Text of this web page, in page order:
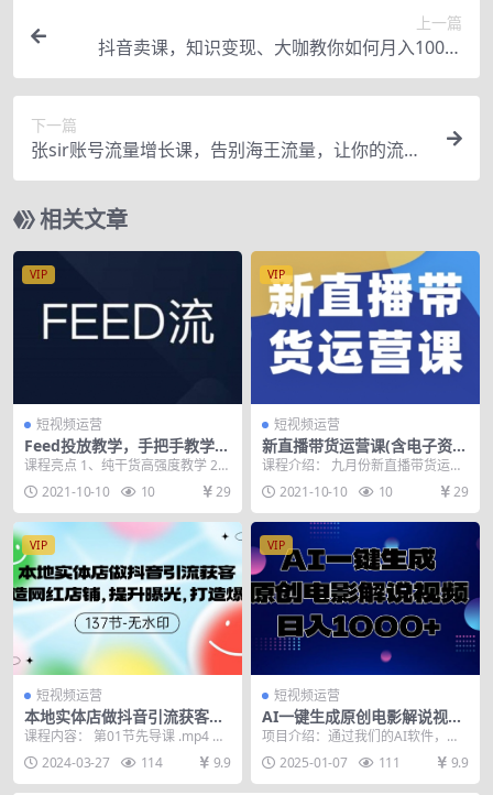
上一篇
抖音卖课，知识变现、大咖教你如何月入100万
（价值699元）
下一篇
张sir账号流量增长课，告别海王流量，让你的流量
更精准
相关文章
VIP
短视频运营
Feed投放教学，手把手教学，
开车烧钱必须自己会！
课程亮点 1、纯干货高强度教学 2、
公司内训课程不藏私 3、拒绝割韭
菜，不夸张宣...
2021-10-10 10 29
VIP
短视频运营
新直播带货运营课(含电子资
料)：破冷启动、818算法破
解、高效率带货等
课程介绍： 九月份新直播带货运营
课(含电子资料)，主要内容包括：破
冷启动、818...
2021-10-10 10 29
VIP
短视频运营
本地实体店做抖音引流获客，
打造网红店铺，提升曝光，打
课程内容： 第01节先导课 .mp4 第
02节1实体店曝光引流目录 .mp4
第...2024-03-27 114 9.9
VIP
短视频运营
AI一键生成原创电影解说视
频，日入1000+
项目介绍：通过我们的AI软件，可
以一键生成原创电影解说视频，只
需几分钟就可以生成...
2025-01-07 111 9.9